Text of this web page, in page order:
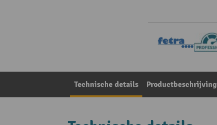
Technische details Productbeschrijving